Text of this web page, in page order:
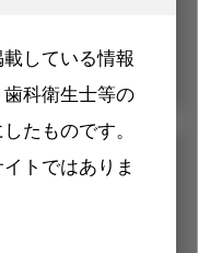
している情報
科衛生士等の
たものです。
トではありま